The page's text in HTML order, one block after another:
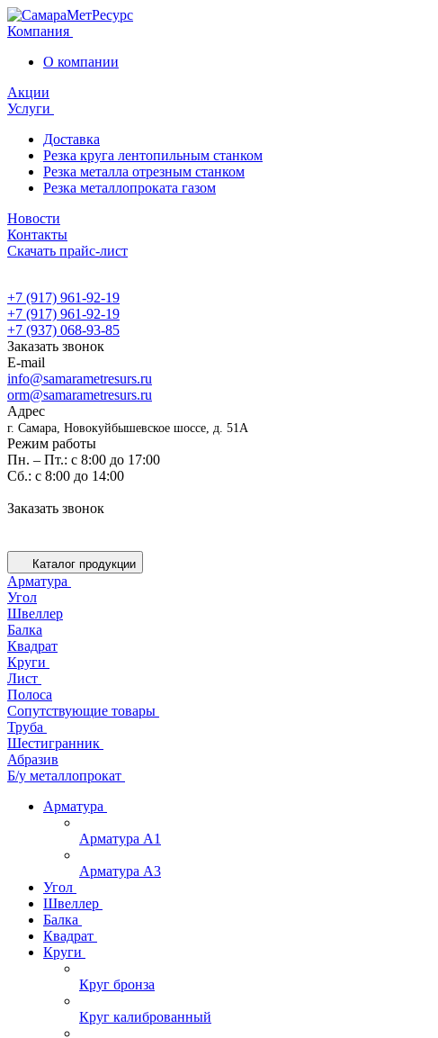
Компания
О компании
Акции
Услуги
Доставка
Резка круга лентопильным станком
Резка металла отрезным станком
Резка металлопроката газом
Новости
Контакты
Скачать прайс-лист
+7 (917) 961-92-19
+7 (917) 961-92-19
+7 (937) 068-93-85
Заказать звонок
E-mail
info@samarametresurs.ru
orm@samarametresurs.ru
Адрес
г. Самара, Новокуйбышевское шоссе, д. 51А
Режим работы
Пн. – Пт.: с 8:00 до 17:00
Cб.: с 8:00 до 14:00
Заказать звонок
Каталог продукции
Арматура
Угол
Швеллер
Балка
Квадрат
Круги
Лист
Полоса
Сопутствующие товары
Труба
Шестигранник
Абразив
Б/у металлопрокат
Арматура
Арматура А1
Арматура А3
Угол
Швеллер
Балка
Квадрат
Круги
Круг бронза
Круг калиброванный